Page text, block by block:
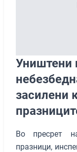
Уништени
засилени
Во пресрет
празници,